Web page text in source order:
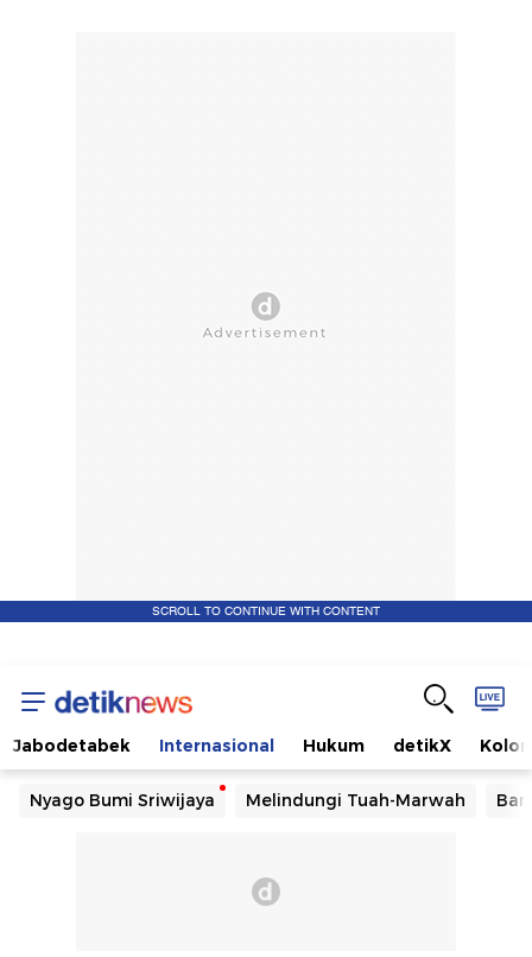
SCROLL TO CONTINUE WITH CONTENT
Jabodetabek Internasional Hukum detikX
Nyago Bumi Sriwijaya Melindungi Tuah-Marwah